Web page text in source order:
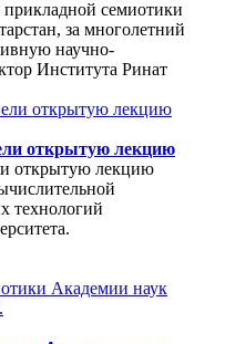
семиотики
за многолетний
научно-
Института Ринат
открытую лекцию
открытую лекцию
технологий